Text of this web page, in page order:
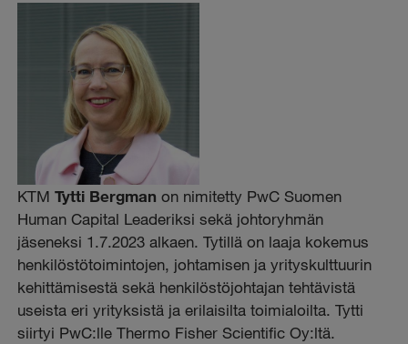
KTMTytti Bergman on nimitetty PwC Suomen
Human Capital Leaderiksi sekä johtoryhmän
jäseneksi 1.7.2023 alkaen. Tytillä on laaja kokemus
henkilöstötoimintojen, johtamisen ja yrityskulttuurin
kehittämisestä sekä henkilöstöjohtajan tehtävistä
useista eri yrityksistä ja erilaisilta toimialoilta. Tytti
siirtyi PwC:lle Thermo Fisher Scientific Oy:ltä.